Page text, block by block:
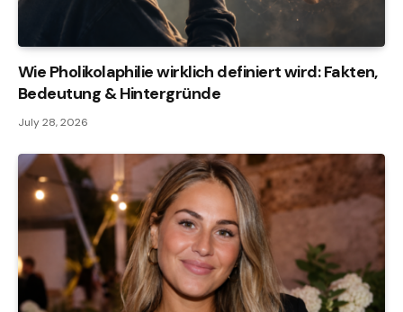
Wie Pholikolaphilie wirklich definiert wird: Fakten,
Bedeutung & Hintergründe
July 28, 2026